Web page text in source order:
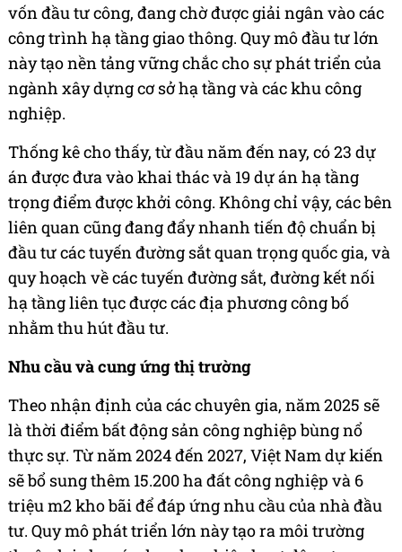
vốn đầu tư công, đang chờ được giải ngân vào các
công trình hạ tầng giao thông. Quy mô đầu tư lớn
này tạo nền tảng vững chắc cho sự phát triển của
ngành xây dựng cơ sở hạ tầng và các khu công
nghiệp.
Thống kê cho thấy, từ đầu năm đến nay, có 23 dự
án được đưa vào khai thác và 19 dự án hạ tầng
trọng điểm được khởi công. Không chỉ vậy, các bên
liên quan cũng đang đẩy nhanh tiến độ chuẩn bị
đầu tư các tuyến đường sắt quan trọng quốc gia, và
quy hoạch về các tuyến đường sắt, đường kết nối
hạ tầng liên tục được các địa phương công bố
nhằm thu hút đầu tư.
Nhu cầu và cung ứng thị trường
Theo nhận định của các chuyên gia, năm 2025 sẽ
là thời điểm bất động sản công nghiệp bùng nổ
thực sự. Từ năm 2024 đến 2027, Việt Nam dự kiến
sẽ bổ sung thêm 15.200 ha đất công nghiệp và 6
triệu m2 kho bãi để đáp ứng nhu cầu của nhà đầu
tư. Quy mô phát triển lớn này tạo ra môi trường